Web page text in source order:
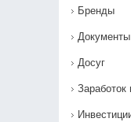
Бренды
Документы
Досуг
Заработок